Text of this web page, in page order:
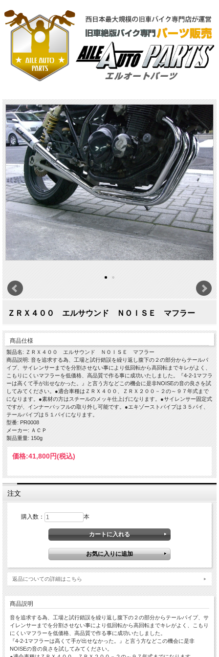
ＺＲＸ４００ エルサウンド ＮＯＩＳＥ マフラー
商品仕様
製品名: ＺＲＸ４００ エルサウンド ＮＯＩＳＥ マフラー
商品説明: 音を追求する為、工場と試行錯誤を繰り返し腹下の２の部分からテールパ
イプ、サイレンサーまでを分割させない事により低回転から高回転までキレがよく、
こもりにくいマフラーを低価格、高品質で作る事に成功いたしました。『4-2-1マフラ
ーは高くて手が出せなかった。』と言う方などこの機会に是非NOISEの音の良さを試
してみてください。●適合車種はＺＲＸ４００、ＺＲＸ２００－２の～９７年式まで
になります。●素材の方はスチールのメッキ仕上げになります。●サイレンサー固定式
ですが、インナーバッフルの取り外し可能です。●エキゾーストパイプは３５パイ、
テールパイプは５１パイになります。
型番: PR0008
メーカー: ＡＣＰ
製品重量: 150g
価格:41,800円(税込)
注文
購入数： 本
返品についての詳細はこちら
商品説明
音を追求する為、工場と試行錯誤を繰り返し腹下の２の部分からテールパイプ、サ
イレンサーまでを分割させない事により低回転から高回転までキレがよく、こもり
にくいマフラーを低価格、高品質で作る事に成功いたしました。
『4-2-1マフラーは高くて手が出せなかった。』と言う方などこの機会に是非
NOISEの音の良さを試してみてください。